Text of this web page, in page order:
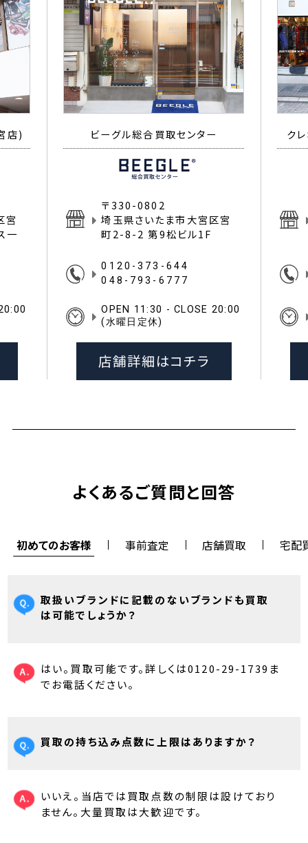
店)
宮
一
ビーグル総合買取センター
〒330-0802
埼玉県さいたま市大宮区宮
町2-8-2 第9松ビル1F
0120-373-644
048-793-6777
OPEN 11:30 - CLOSE 20:00
(水曜日定休)
店舗詳細はコチラ
ク
よくあるご質問と回答
初めてのお客様 事前査定 店舗買取 宅配
取扱いブランドに記載のないブランドも買取
は可能でしょうか？
はい。買取可能です。詳しくは0120-29-1739ま
でお電話ください。
買取の持ち込み点数に上限はありますか？
いいえ。当店では買取点数の制限は設けており
ません。大量買取は大歓迎です。